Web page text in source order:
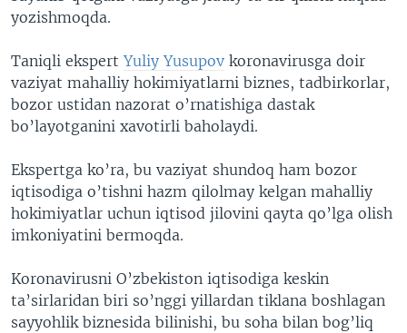
yozishmoqda.
Taniqli ekspertYuliy Yusupov koronavirusga doir
vaziyat mahalliy hokimiyatlarni biznes, tadbirkorlar,
bozor ustidan nazorat o’rnatishiga dastak
bo’layotganini xavotirli baholaydi.
Ekspertga ko’ra, bu vaziyat shundoq ham bozor
iqtisodiga o’tishni hazm qilolmay kelgan mahalliy
hokimiyatlar uchun iqtisod jilovini qayta qo’lga olish
imkoniyatini bermoqda.
Koronavirusni O’zbekiston iqtisodiga keskin
ta’sirlaridan biri so’nggi yillardan tiklana boshlagan
sayyohlik biznesida bilinishi, bu soha bilan bog’liq